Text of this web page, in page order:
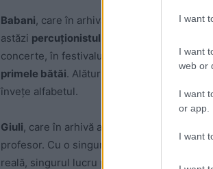
I want
I want
web or
I want
or app.
I want
Babani, care în arhivă apare ca un copil
astăzi percuționistul lui Pepe. De o viață.
concerte, în festivaluri. În film,
aceeași
primele bătăi. Alături, cu naturalețea
învețe alfabetul.
Giuli, care în arhivă apare cântând alături
profesor. Cu o singură mențiune, pe care
reală, singurul lucru pe care Giuli îl poate